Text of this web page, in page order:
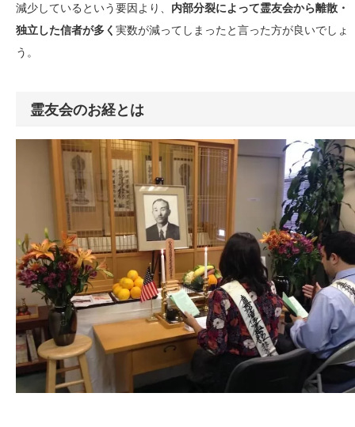
減少しているという要因より、 内部分裂によって霊友会から離散・
独立した信者が多く 実数が減ってしまったと言った方が良いでしょ
う。
霊友会のお経とは